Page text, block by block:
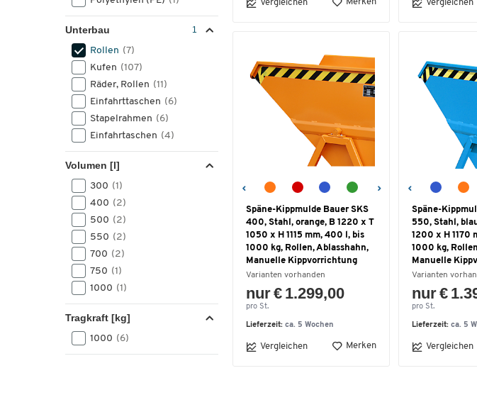
Unterbau
Rollen (7)
Kufen (107)
Räder, Rollen (11)
Einfahrttaschen (6)
Stapelrahmen (6)
Einfahrtaschen (4)
Volumen [l]
300 (1)
400 (2)
500 (2)
550 (2)
700 (2)
750 (1)
1000 (1)
Tragkraft [kg]
1000 (6)
Vergleichen Vergleichen
Späne-Kippmulde Bauer SKS
400, Stahl, orange, B 1220 x T
1050 x H 1115 mm, 400 l, bis
1000 kg, Rollen, Ablasshahn,
Manuelle Kippvorrichtung
Varianten vorhanden
nur € 1.299,00
pro St.
Lieferzeit: ca. 5 Wochen
Vergleichen Merken
Späne-
550, Stahl,
1200 x H 1170
1000 kg,
Manuelle
Varianten
nur €
pro St.
Lieferzeit: ca. 5
Vergleichen